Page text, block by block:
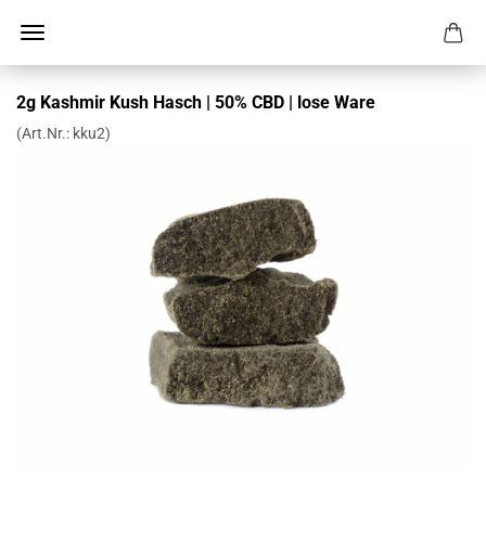
2g Kashmir Kush Hasch | 50% CBD | lose Ware
(Art.Nr.: kku2)